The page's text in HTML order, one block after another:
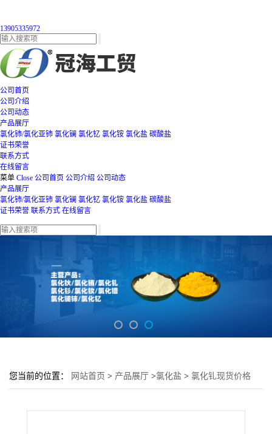
13905335972
公司首页
公司介绍
公司动态
产品展厅
氯化铈/氯化亚铈 氯化镧 氯化钇 氯化铵 氯化盐 碳酸盐
证书荣誉
联系方式
在线留言
菜单 Close 公司首页 公司介绍 公司动态
产品展厅
氯化铈/氯化亚铈 氯化镧 氯化钇 氯化铵 氯化盐 碳酸盐
证书荣誉 联系方式 在线留言
您当前的位置： 网站首页 > 产品展厅 >氯化盐 > 氯化钆现货价格